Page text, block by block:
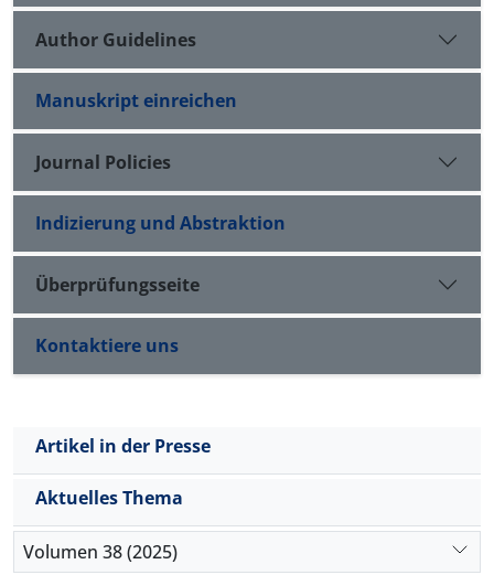
Author Guidelines
Manuskript einreichen
Journal Policies
Indizierung und Abstraktion
Überprüfungsseite
Kontaktiere uns
Artikel in der Presse
Aktuelles Thema
Volumen 38 (2025)